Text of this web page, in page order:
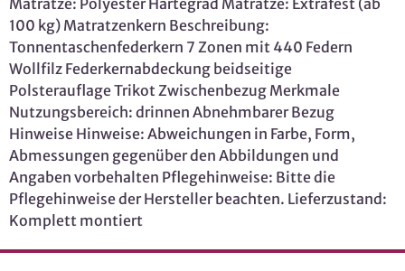
Matratze: Polyester Härtegrad Matratze: Extrafest (ab
100 kg) Matratzenkern Beschreibung:
Tonnentaschenfederkern 7 Zonen mit 440 Federn
Wollfilz Federkernabdeckung beidseitige
Polsterauflage Trikot Zwischenbezug Merkmale
Nutzungsbereich: drinnen Abnehmbarer Bezug
Hinweise Hinweise: Abweichungen in Farbe, Form,
Abmessungen gegenüber den Abbildungen und
Angaben vorbehalten Pflegehinweise: Bitte die
Pflegehinweise der Hersteller beachten. Lieferzustand:
Komplett montiert